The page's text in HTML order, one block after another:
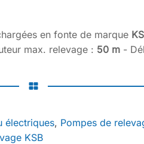
en fonte de marque
max. relevage : 50 m -
électriques, Pompes de
KSB